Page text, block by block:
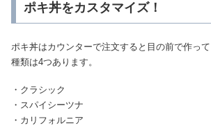
ポキ丼をカスタマイズ！
ポキ丼はカウンターで注文すると目の前で作って
種類は4つあります。
・クラシック
・スパイシーツナ
・カリフォルニア